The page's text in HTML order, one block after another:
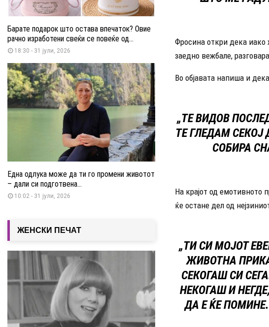
Фросина откри дека иако
заедно вежбале,
Во објавата напиша и
„ТЕ ВИДОВ
ТЕ ГЛЕДАМ
СОБИРА
На крајот од емотивното
ќе остане дел од
„ТИ СИ МОЈОТ
ЖИВОТНА
СЕКОГАШ СИ
НЕКОГАШ И
ДА Е ЌЕ
Барате подарок што остава впечаток? Овие
рачно изработени свеќи се повеќе од...
18:30 - 31 јули, 2026
Една одлука може да ти го промени животот
– дали си подготвена...
10:02 - 31 јули, 2026
ЖЕНСКИ ПЕЧАТ